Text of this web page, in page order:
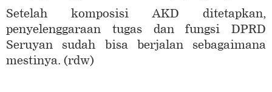
Setelah komposisi AKD ditetapkan,
penyelenggaraan tugas dan fungsi DPRD
Seruyan sudah bisa berjalan sebagaimana
mestinya. (rdw)